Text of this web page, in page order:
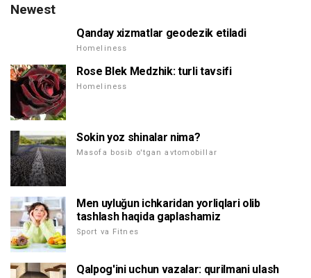
Newest
Qanday xizmatlar geodezik etiladi
Homeliness
Rose Blek Medzhik: turli tavsifi
Homeliness
Sokin yoz shinalar nima?
Masofa bosib o'tgan avtomobillar
Men uyluğun ichkaridan yorliqlari olib
tashlash haqida gaplashamiz
Sport va Fitnes
Qalpog'ini uchun vazalar: qurilmani ulash